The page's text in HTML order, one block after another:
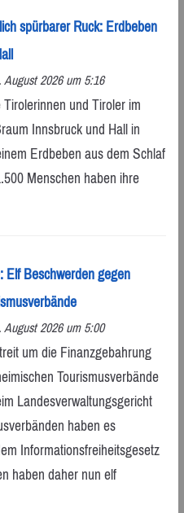
spürbarer Ruck: Erdbeben
August 2026 um 5:16
und Tiroler im
Innsbruck und Hall in
Erdbeben aus dem Schlaf
Menschen haben ihre
Elf Beschwerden gegen
August 2026 um 5:00
um die Finanzgebahrung
Tourismusverbände
Landesverwaltungsgericht
haben es
Informationsfreiheitsgesetz
haben daher nun elf